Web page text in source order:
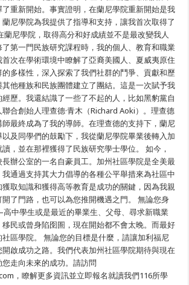
重新開始。事實證明，在蘭尼學院重新開始是我
尼學院為我提供了指導和支持，讓我首次取得了
蘭尼學院，取得高分和好成績並不是最改變我人
第一門民族研究課程時，我的個人、教育和職業
次在學術環境中瞭解了亞裔美國人、夏威夷原住
多樣性，深入探索了我們社群的鬥爭、貢獻和歷
他種族和民族團體建立了團結。這是一次賦予我
歷。我還結識了一些了不起的人，比如黑豹黨自
合創始人理查德·青木（Richard Aoki）。理查德
最終成為了我的導師。在理查德的支持下，蘭尼
及同學們的鼓勵下，我從蘭尼學院畢業後轉入加
，並在那裡獲得了民族研究學士學位。 如今，
辦公室的一名自豪員工。加州社區學院是全美最
通過支持其大力倡導的各種公平舉措來為社區中
取知識和獲得高等教育是成功的關鍵，因為我親
了門路，也可以為您推開機遇之門。 無論您身
中學生或是最近的畢業生、父母、尋求新職業
民或曾身陷囹圄，現在開始都不會太晚。而最好
區學院。 無論您的目標是什麼，請讓加利福尼
啟成功之路。我們代表加州社區學院期待與現在
走向未來的成功。請訪問
，瞭解更多資訊並立即報名就讀我們116所學